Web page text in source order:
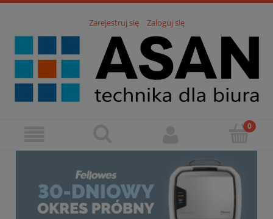
Zarejestruj się Zaloguj się